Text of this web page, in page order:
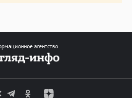
агентство